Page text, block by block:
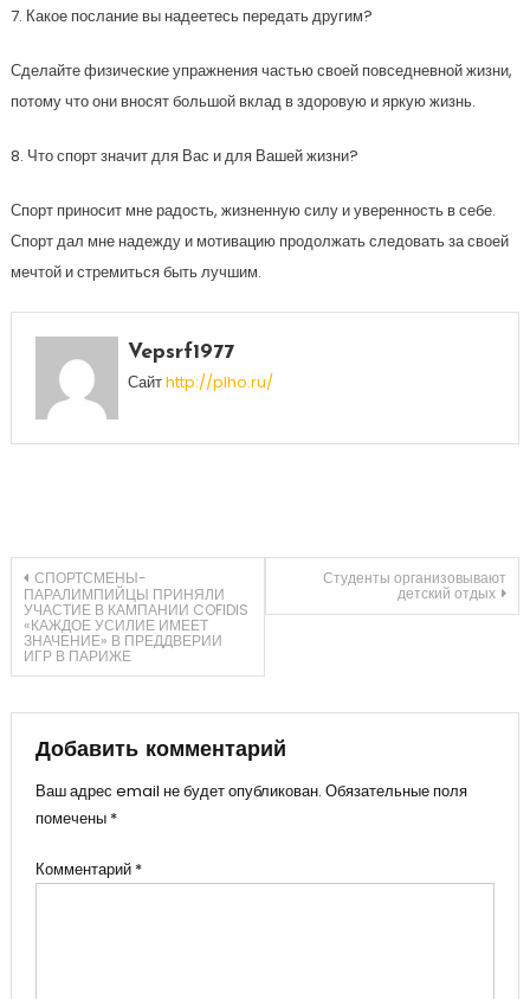
7. Какое послание вы надеетесь передать другим?
Сделайте физические упражнения частью своей повседневной жизни,
потому что они вносят большой вклад в здоровую и яркую жизнь.
8. Что спорт значит для Вас и для Вашей жизни?
Спорт приносит мне радость, жизненную силу и уверенность в себе.
Спорт дал мне надежду и мотивацию продолжать следовать за своей
мечтой и стремиться быть лучшим.
Vepsrf1977
Сайтhttp://plho.ru/
Навигация
по
записям
СПОРТСМЕНЫ-
ПАРАЛИМПИЙЦЫ ПРИНЯЛИ
УЧАСТИЕ В КАМПАНИИ COFIDIS
«КАЖДОЕ УСИЛИЕ ИМЕЕТ
ЗНАЧЕНИЕ» В ПРЕДДВЕРИИ
ИГР В ПАРИЖЕ
Студенты организовывают
детский отдых
Добавить комментарий
Ваш адрес email не будет опубликован. Обязательные поля
помечены *
Комментарий *